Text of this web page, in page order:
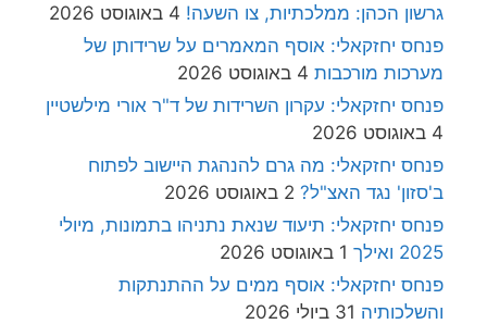
גרשון הכהן: ממלכתיות, צו השעה! 4 באוגוסט 2026
פנחס יחזקאלי: אוסף המאמרים על שרידותן של
מערכות מורכבות 4 באוגוסט 2026
פנחס יחזקאלי: עקרון השרידות של ד"ר אורי מילשטיין
4 באוגוסט 2026
פנחס יחזקאלי: מה גרם להנהגת היישוב לפתוח
ב'סזון' נגד האצ"ל? 2 באוגוסט 2026
פנחס יחזקאלי: תיעוד שנאת נתניהו בתמונות, מיולי
2025 ואילך
1 באוגוסט 2026
פנחס יחזקאלי: אוסף ממים על ההתנתקות
והשלכותיה 31 ביולי 2026